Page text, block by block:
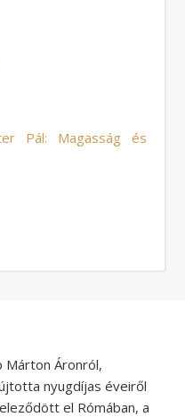
Pál: Magasság és
Márton Áronról,
nyugdíjas éveiről
el Rómában, a